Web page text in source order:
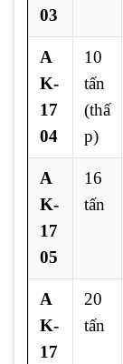
03
A
K-
17
04
10
tấn
(thấ
p)
A
K-
17
05
16
tấn
A
K-
17
20
tấn